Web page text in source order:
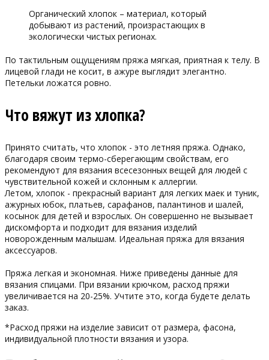
Органический хлопок – материал, который
добывают из растений, произрастающих в
экологически чистых регионах.
По тактильным ощущениям пряжа мягкая, приятная к телу. В
лицевой глади не косит, в ажуре выглядит элегантно.
Петельки ложатся ровно.
Что вяжут из хлопка?
Принято считать, что хлопок - это летняя пряжа. Однако,
благодаря своим термо-сберегающим свойствам, его
рекомендуют для вязания всесезонных вещей для людей с
чувствительной кожей и склонным к аллергии.
Летом, хлопок - прекрасный вариант для легких маек и туник,
ажурных юбок, платьев, сарафанов, палантинов и шалей,
косынок для детей и взрослых. Он совершенно не вызывает
дискомфорта и подходит для вязания изделий
новорожденным малышам. Идеальная пряжа для вязания
аксессуаров.
Пряжа легкая и экономная. Ниже приведены данные для
вязания спицами. При вязании крючком, расход пряжи
увеличивается на 20-25%. Учтите это, когда будете делать
заказ.
*Расход пряжи на изделие зависит от размера, фасона,
индивидуальной плотности вязания и узора.